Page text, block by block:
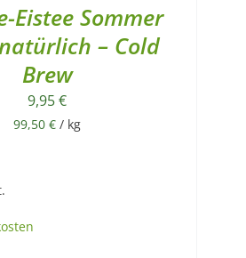
Eistee Sommer
– Cold
Brew
9,95€
99,50 € / kg